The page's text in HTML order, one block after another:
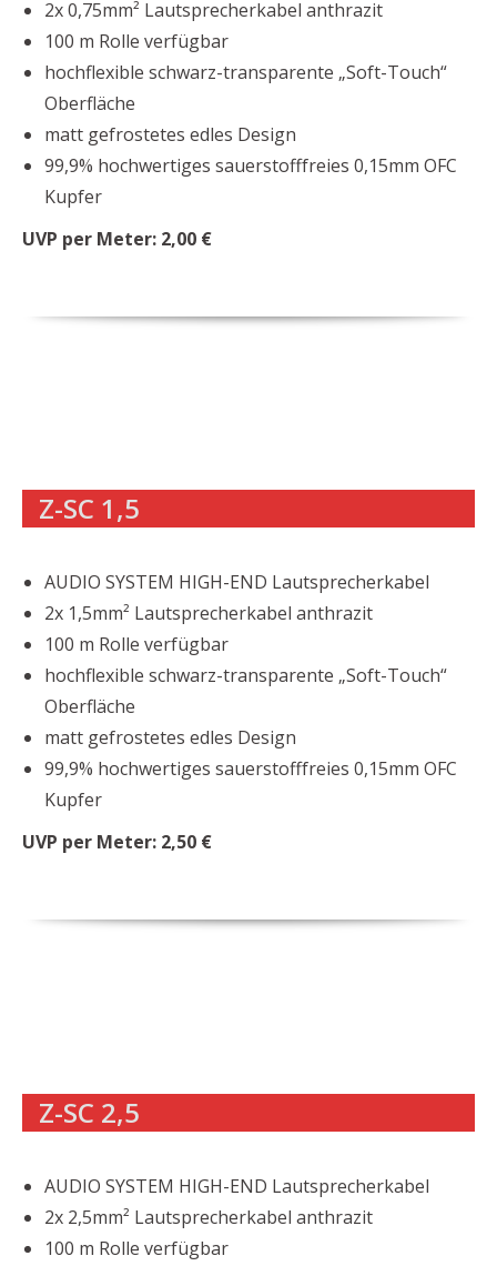
2x 0,75mm² Lautsprecherkabel anthrazit
100 m Rolle verfügbar
hochflexible schwarz-transparente „Soft-Touch“
Oberfläche
matt gefrostetes edles Design
99,9% hochwertiges sauerstofffreies 0,15mm OFC
Kupfer
UVP per Meter: 2,00 €
Z-SC 1,5
AUDIO SYSTEM HIGH-END Lautsprecherkabel
2x 1,5mm² Lautsprecherkabel anthrazit
100 m Rolle verfügbar
hochflexible schwarz-transparente „Soft-Touch“
Oberfläche
matt gefrostetes edles Design
99,9% hochwertiges sauerstofffreies 0,15mm OFC
Kupfer
UVP per Meter: 2,50 €
Z-SC 2,5
AUDIO SYSTEM HIGH-END Lautsprecherkabel
2x 2,5mm² Lautsprecherkabel anthrazit
100 m Rolle verfügbar